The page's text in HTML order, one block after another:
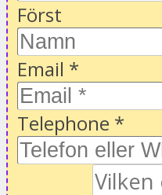
Först
Email *
Telephone *